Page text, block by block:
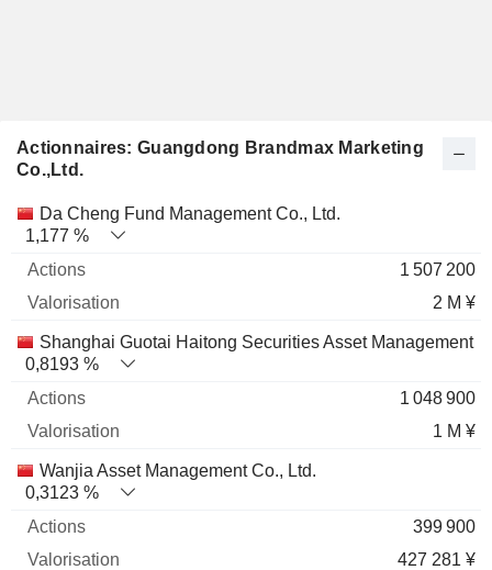
Actionnaires: Guangdong Brandmax Marketing
Co.,Ltd.
Nom Actions % Valorisation
Da Cheng Fund Management Co., Ltd.
1,177 %
1 507 200
2 M ¥
Shanghai Guotai Haitong Securities Asset Management
0,8193 %
1 048 900
1 M ¥
Wanjia Asset Management Co., Ltd.
0,3123 %
399 900
427 281 ¥